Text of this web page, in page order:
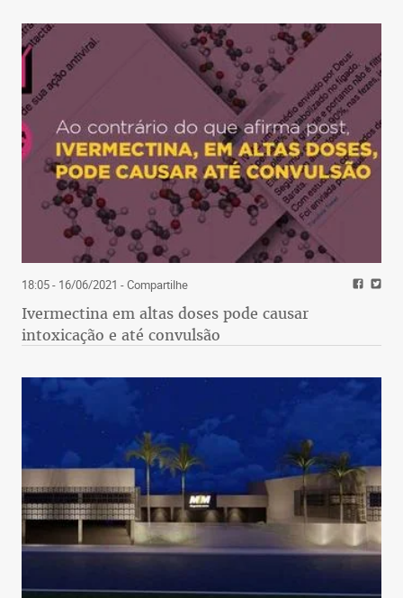
18:05 - 16/06/2021 - Compartilhe
Ivermectina em altas doses pode causar
intoxicação e até convulsão